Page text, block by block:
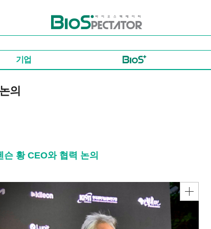
바이오스펙테이터
기업
의
황 CEO와 협력 논의